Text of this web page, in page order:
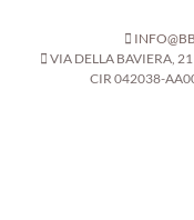
VIA DELLA BAVIERA,
CIR 042038-